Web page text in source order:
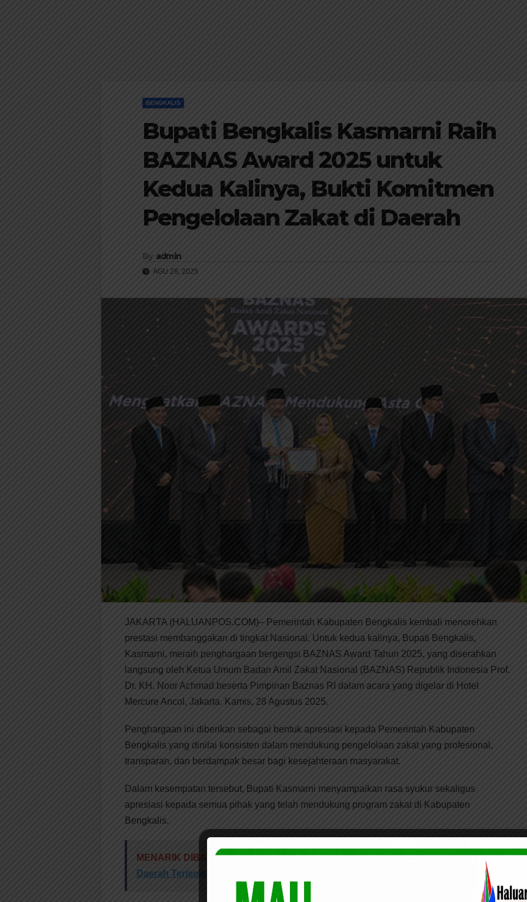
BENGKALIS
Bupati Bengkalis Kasmarni Raih
BAZNAS Award 2025 untuk
Kedua Kalinya, Bukti Komitmen
Pengelolaan Zakat di Daerah
By admin
AGU 28, 2025
JAKARTA (HALUANPOS.COM)– Pemerintah Kabupaten Bengkalis kembali menorehkan
prestasi membanggakan di tingkat Nasional. Untuk kedua kalinya, Bupati Bengkalis,
Kasmarni, meraih penghargaan bergengsi BAZNAS Award Tahun 2025, yang diserahkan
langsung oleh Ketua Umum Badan Amil Zakat Nasional (BAZNAS) Republik Indonesia Prof.
Dr. KH. Noor Achmad beserta Pimpinan Baznas RI dalam acara yang digelar di Hotel
Mercure Ancol, Jakarta. Kamis, 28 Agustus 2025.
Penghargaan ini diberikan sebagai bentuk apresiasi kepada Pemerintah Kabupaten
Bengkalis yang dinilai konsisten dalam mendukung pengelolaan zakat yang profesional,
transparan, dan berdampak besar bagi kesejahteraan masyarakat.
Dalam kesempatan tersebut, Bupati Kasmarni menyampaikan rasa syukur sekaligus
apresiasi kepada semua pihak yang telah mendukung program zakat di Kabupaten
Bengkalis.
MENARIK DIBACA: Rumah Yatim Riau Akan Kembali Salurkan Bantuan Ke
Daerah Terisolir Di Riau.